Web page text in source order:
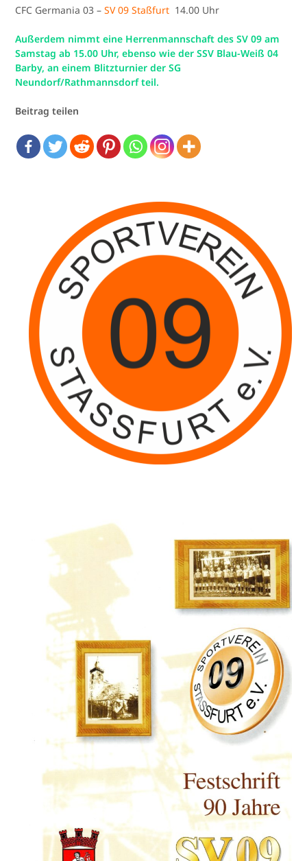
CFC Germania 03 –SV 09 Staßfurt 14.00 Uhr
Außerdem nimmt eine Herrenmannschaft des SV 09 am
Samstag ab 15.00 Uhr, ebenso wie der SSV Blau-Weiß 04
Barby, an einem Blitzturnier der SG
Neundorf/Rathmannsdorf teil.
Beitrag teilen